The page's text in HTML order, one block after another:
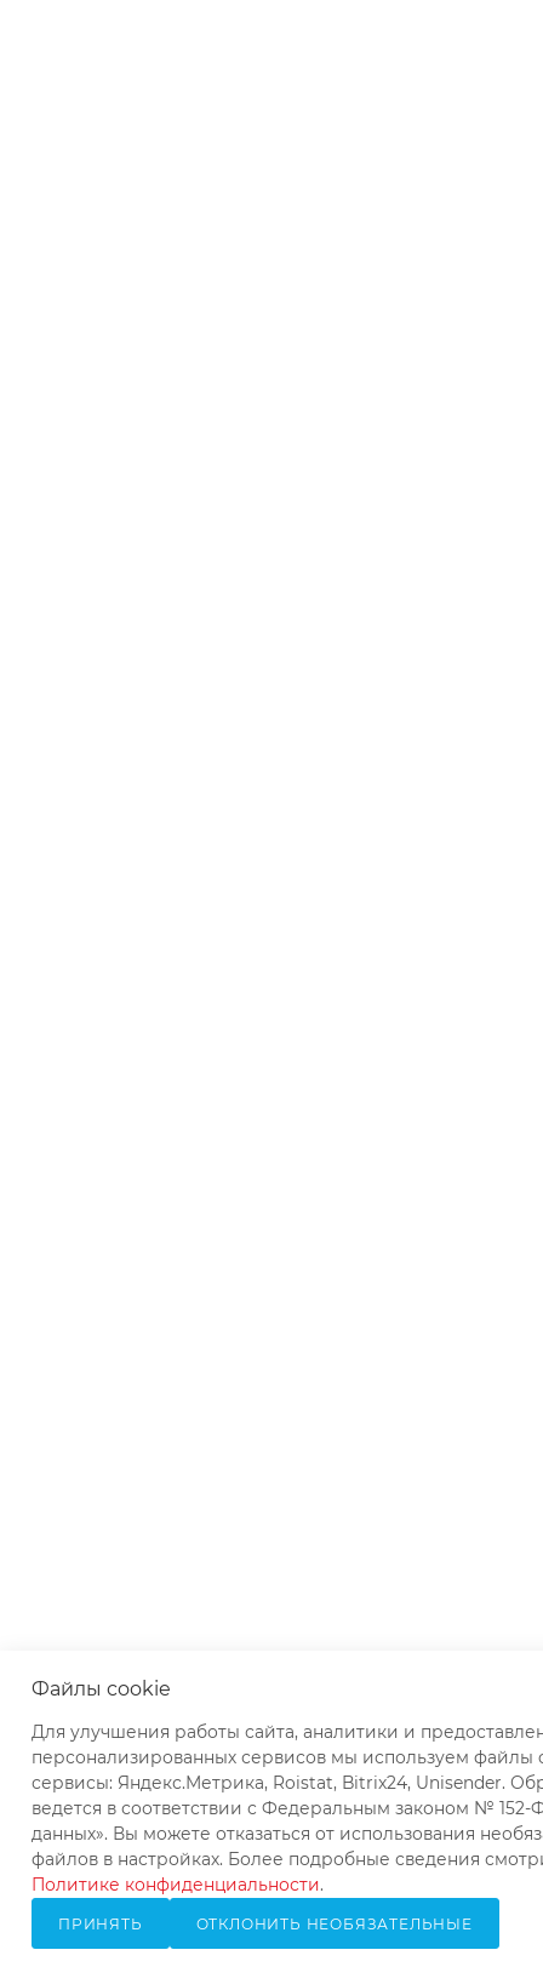
Файлы cookie
Для улучшения работы сайта, аналитики и
персонализированных сервисов мы используем файлы
сервисы: Яндекс.Метрика, Roistat, Bitrix24, Unisender.
ведется в соответствии с Федеральным законом №
данных». Вы можете отказаться от использования
файлов в настройках. Более подробные сведения
Политике конфиденциальности.
ПРИНЯТЬ ОТКЛОНИТЬ НЕОБЯЗАТЕЛЬНЫЕ